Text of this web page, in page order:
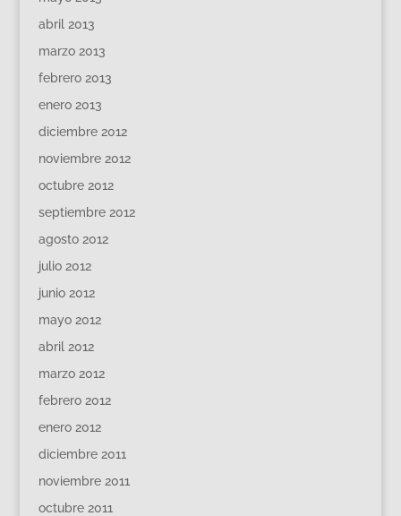
abril 2013
marzo 2013
febrero 2013
enero 2013
diciembre 2012
noviembre 2012
octubre 2012
septiembre 2012
agosto 2012
julio 2012
junio 2012
mayo 2012
abril 2012
marzo 2012
febrero 2012
enero 2012
diciembre 2011
noviembre 2011
octubre 2011